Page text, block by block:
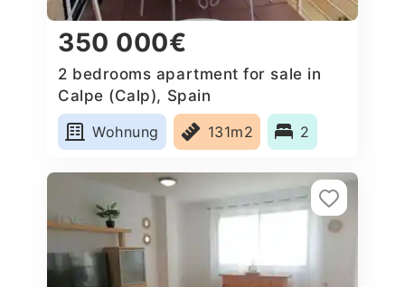
350 000€
2 bedrooms apartment for sale in
Calpe (Calp), Spain
Wohnung
131m2 2